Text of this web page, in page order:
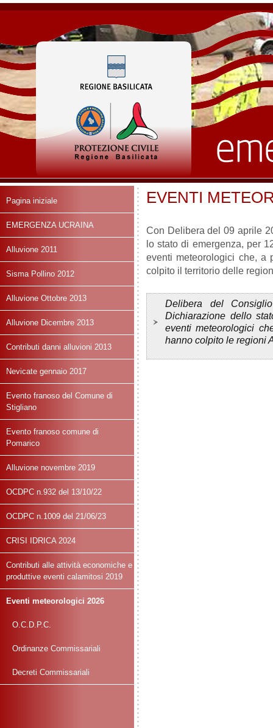
Pagina iniziale
EMERGENZA UCRAINA
Alluvione 2011
Sisma Pollino 2012
Alluvione Ottobre 2013
Alluvione Dicembre 2013
Contributi danni alluvioni 2013
Nevicate gennaio 2017
Evento franoso del Comune di
Stigliano
Evento franoso comune di
Pomarico
Alluvione novembre 2019
OCDPC n.932 del 13/10/22
OCDPC n.1009 del 21/06/23
CRISI IDRICA 2024
Contributi alle attività economiche e
produttive eventi calamitosi 2019
Eventi meteorologici 2026
O.C.D.P.C.
Ordinanze Commissariali
Decreti Commissariali
EVENTI
Con Delibera del 09 aprile
lo stato di emergenza, per
eventi meteorologici che, a
colpito il territorio delle
Delibera del
Dichiarazione dello
eventi meteorologici
hanno colpito le regioni